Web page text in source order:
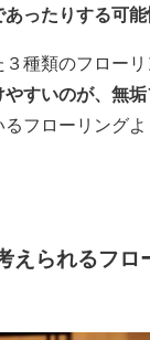
ったりする可能
種類のフローリ
すいのが、無
フローリング
えられるフロ